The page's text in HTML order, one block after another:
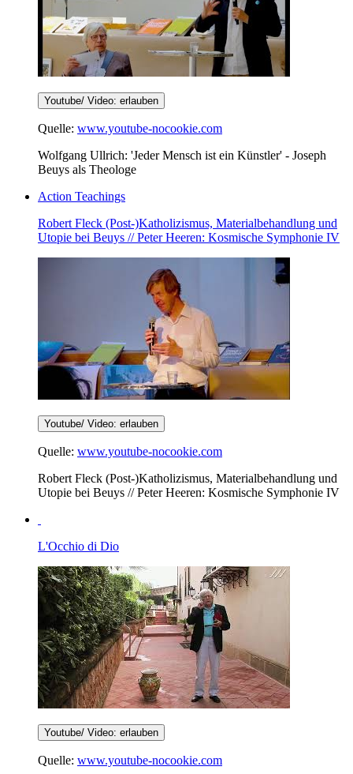
Youtube/ Video: erlauben
Quelle: www.youtube-nocookie.com
Wolfgang Ullrich: 'Jeder Mensch ist ein Künstler' - Joseph
Beuys als Theologe
Action Teachings
Robert Fleck (Post-)Katholizismus, Materialbehandlung und
Utopie bei Beuys // Peter Heeren: Kosmische Symphonie IV
Youtube/ Video: erlauben
Quelle: www.youtube-nocookie.com
Robert Fleck (Post-)Katholizismus, Materialbehandlung und
Utopie bei Beuys // Peter Heeren: Kosmische Symphonie IV
L'Occhio di Dio
Youtube/ Video: erlauben
Quelle: www.youtube-nocookie.com